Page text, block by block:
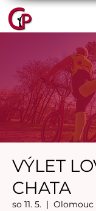
VÝLET
CHATA
so 11. 5.
  |
Olomouc